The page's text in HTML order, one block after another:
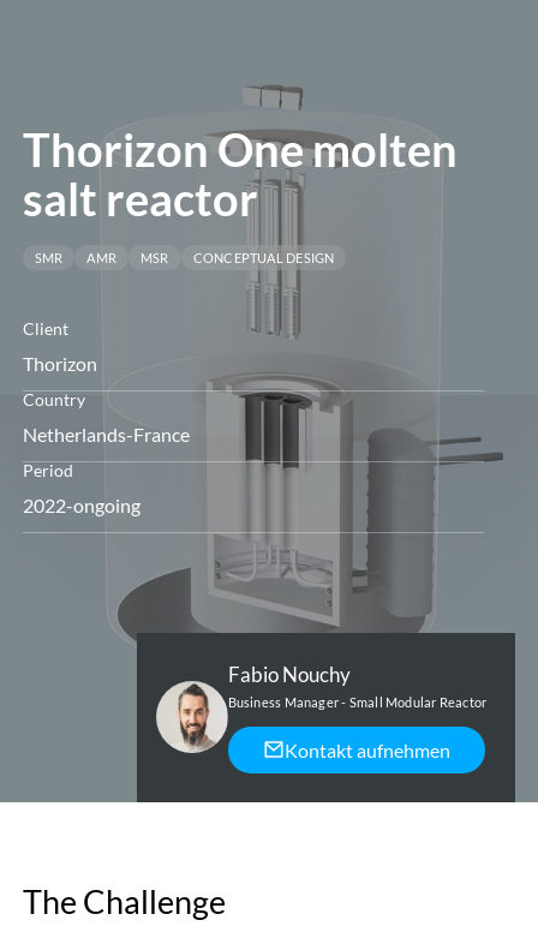
Thorizon One molten
salt reactor
SMR AMR MSR CONCEPTUAL DESIGN
Client
Thorizon
Country
Netherlands-France
Period
2022-ongoing
Fabio Nouchy
Business Manager - Small Modular Reactor
Kontakt aufnehmen
The Challenge